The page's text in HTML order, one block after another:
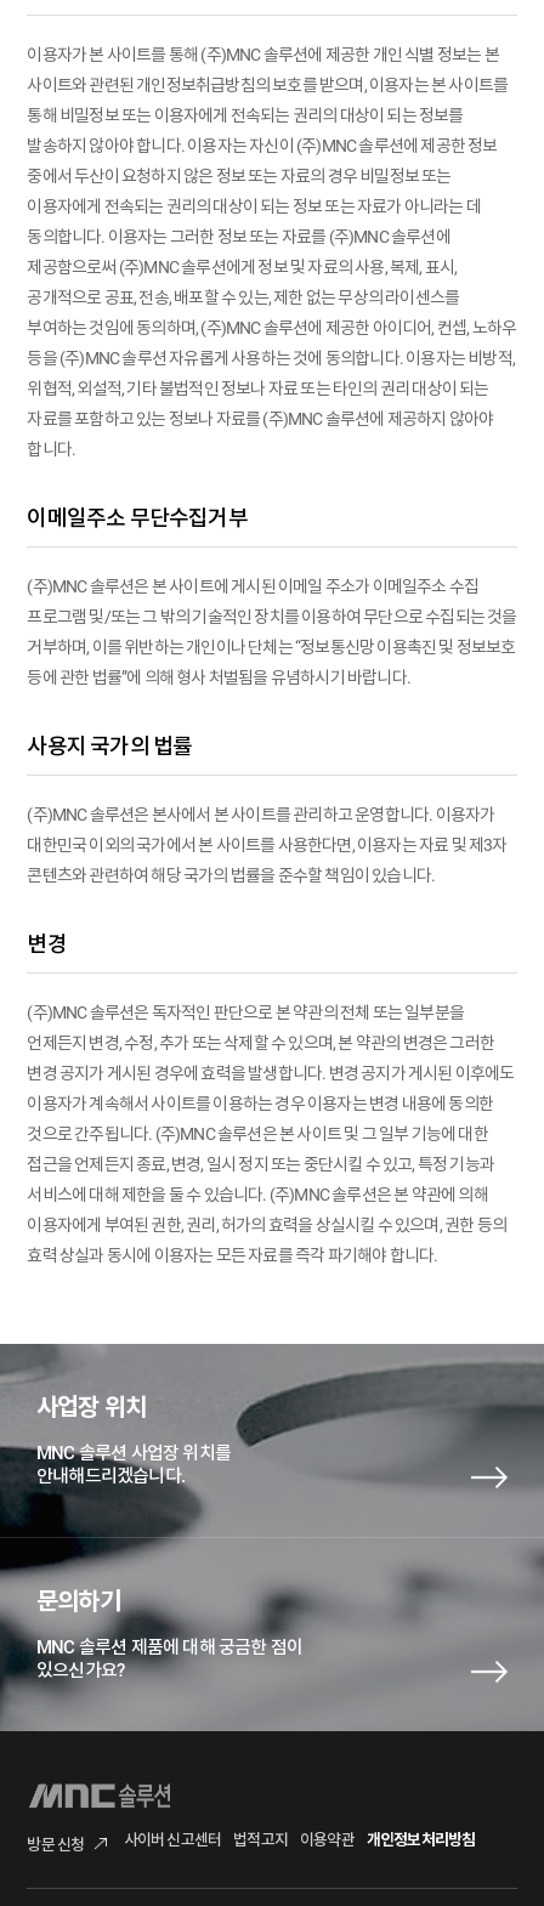
이용자가 본 사이트를 통해 (주)MNC 솔루션에 제공한 개인 식별 정보는 본
사이트와 관련된 개인정보취급방침의 보호를 받으며, 이용자는 본 사이트를
통해 비밀정보 또는 이용자에게 전속되는 권리의 대상이 되는 정보를
발송하지 않아야 합니다. 이용자는 자신이 (주)MNC 솔루션에 제공한 정보
중에서 두산이 요청하지 않은 정보 또는 자료의 경우 비밀정보 또는
이용자에게 전속되는 권리의 대상이 되는 정보 또는 자료가 아니라는 데
동의합니다. 이용자는 그러한 정보 또는 자료를 (주)MNC 솔루션에
제공함으로써 (주)MNC 솔루션에게 정보 및 자료의 사용, 복제, 표시,
공개적으로 공표, 전송, 배포할 수 있는, 제한 없는 무상의 라이센스를
부여하는 것임에 동의하며, (주)MNC 솔루션에 제공한 아이디어, 컨셉, 노하우
등을 (주)MNC 솔루션 자유롭게 사용하는 것에 동의합니다. 이용자는 비방적,
위협적, 외설적, 기타 불법적인 정보나 자료 또는 타인의 권리 대상이 되는
자료를 포함하고 있는 정보나 자료를 (주)MNC 솔루션에 제공하지 않아야
합니다.
이메일주소 무단수집거부
(주)MNC 솔루션은 본 사이트에 게시된 이메일 주소가 이메일주소 수집
프로그램 및/또는 그 밖의 기술적인 장치를 이용하여 무단으로 수집되는 것을
거부하며, 이를 위반하는 개인이나 단체는 “정보통신망 이용촉진 및 정보보호
등에 관한 법률”에 의해 형사 처벌됨을 유념하시기 바랍니다.
사용지 국가의 법률
(주)MNC 솔루션은 본사에서 본 사이트를 관리하고 운영합니다. 이용자가
대한민국 이외의 국가에서 본 사이트를 사용한다면, 이용자는 자료 및 제3자
콘텐츠와 관련하여 해당 국가의 법률을 준수할 책임이 있습니다.
변경
(주)MNC 솔루션은 독자적인 판단으로 본 약관의 전체 또는 일부분을
언제든지 변경, 수정, 추가 또는 삭제할 수 있으며, 본 약관의 변경은 그러한
변경 공지가 게시된 경우에 효력을 발생합니다. 변경 공지가 게시된 이후에도
이용자가 계속해서 사이트를 이용하는 경우 이용자는 변경 내용에 동의한
것으로 간주됩니다. (주)MNC 솔루션은 본 사이트 및 그 일부 기능에 대한
접근을 언제든지 종료, 변경, 일시 정지 또는 중단시킬 수 있고, 특정 기능과
서비스에 대해 제한을 둘 수 있습니다. (주)MNC 솔루션은 본 약관에 의해
이용자에게 부여된 권한, 권리, 허가의 효력을 상실시킬 수 있으며, 권한 등의
효력 상실과 동시에 이용자는 모든 자료를 즉각 파기해야 합니다.
사업장 위치
MNC 솔루션 사업장 위치를
안내해드리겠습니다.
문의하기
MNC 솔루션 제품에 대해 궁금한 점이
있으신가요?
방문 신청 사이버 신고센터 법적고지 이용약관 개인정보처리방침